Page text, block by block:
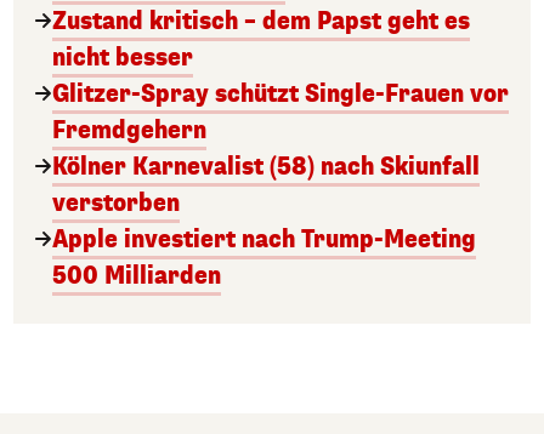
Zustand kritisch – dem Papst geht es
nicht besser
Glitzer-Spray schützt Single-Frauen vor
Fremdgehern
Kölner Karnevalist (58) nach Skiunfall
verstorben
Apple investiert nach Trump-Meeting
500 Milliarden